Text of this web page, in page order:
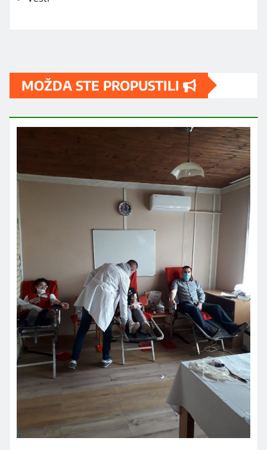
MOŽDA STE PROPUSTILI